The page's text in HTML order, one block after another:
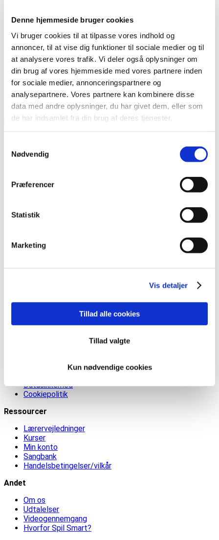
Denne hjemmeside bruger cookies
Vi bruger cookies til at tilpasse vores indhold og
annoncer, til at vise dig funktioner til sociale medier og til
at analysere vores trafik. Vi deler også oplysninger om
din brug af vores hjemmeside med vores partnere inden
for sociale medier, annonceringspartnere og
analysepartnere. Vores partnere kan kombinere disse
data med andre oplysninger, du har givet dem, eller som
de har indsamlet fra din brug af deres tjenester.
Nødvendig
Præferencer
Statistik
Marketing
Vis detaljer
Tillad alle cookies
Tillad valgte
Kun nødvendige cookies
Unilogin
Til Dem (The Minds Of 99) – Spil Smart Backing Tracks
“Til Dem (The Minds Of 99) – Spil Smart Backing Tracks”.
2200 København N
Tlf: +45 22271166
Handelsbetingelser
Cookiepolitik
Facebook Vimeo
Sangbank
Tilmeld nyhedsbrev
Datasikkerhed
Cookiepolitik
Ressourcer
Lærervejledninger
Kurser
Min konto
Sangbank
Handelsbetingelser/vilkår
Andet
Om os
Udtalelser
Videogennemgang
Hvorfor Spil Smart?